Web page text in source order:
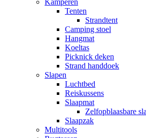
Kamperen
Tenten
Strandtent
Camping stoel
Hangmat
Koeltas
Picknick deken
Strand handdoek
Slapen
Luchtbed
Reiskussens
Slaapmat
Zelfopblaasbare
Slaapzak
Multitools